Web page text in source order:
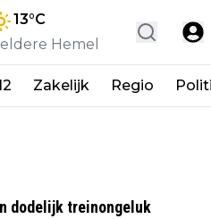
13°C
Hemel
Zakelijk Regio
dodelijk treinongeluk